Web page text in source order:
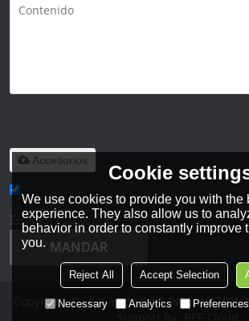
Accesorios
He leido y acepto los Términos y
Términos y Condiciones
MANDAR
Copyright © 2026 HANHENT
Cookie
We use cookies to provide you with the
experience. They also allow us to
behavior in order to constantly improve
you.
Reject All Accept Selection
Necessary Analytics Preferences